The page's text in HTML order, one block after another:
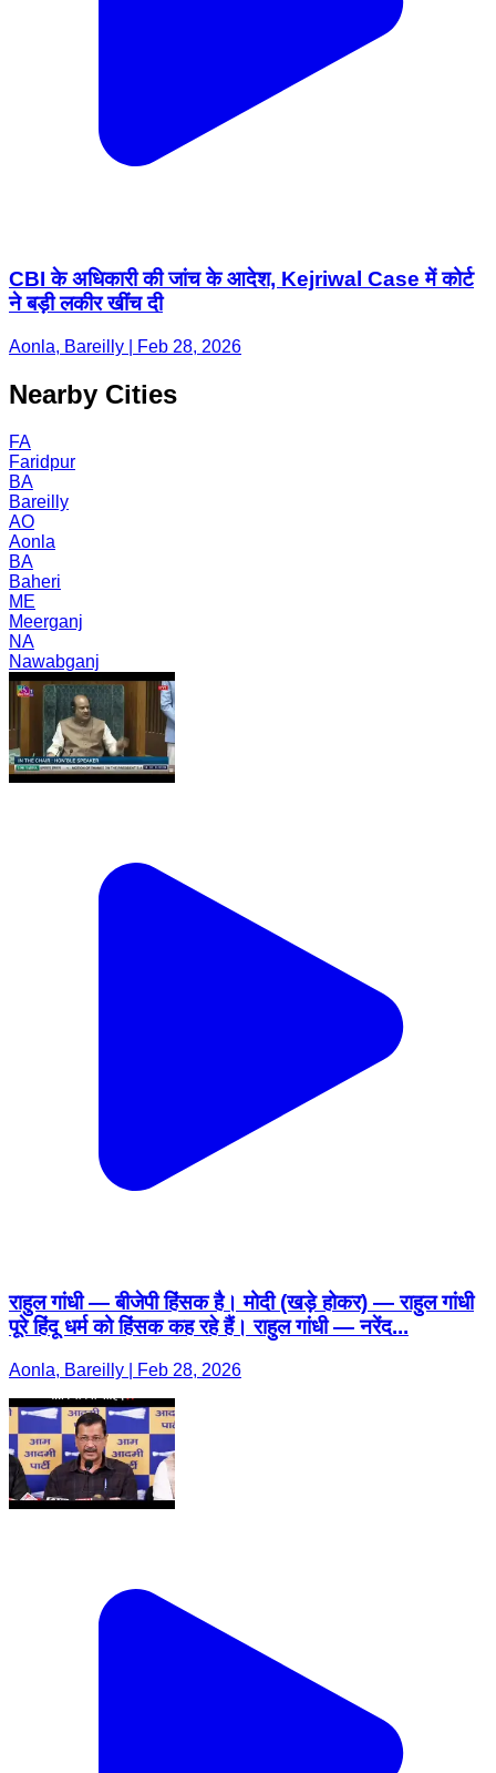
CBI के अधिकारी की जांच के आदेश, Kejriwal Case में कोर्ट
ने बड़ी लकीर खींच दी
Aonla, Bareilly | Feb 28, 2026
Nearby Cities
FA
Faridpur
BA
Bareilly
AO
Aonla
BA
Baheri
ME
Meerganj
NA
Nawabganj
राहुल गांधी — बीजेपी हिंसक है। मोदी (खड़े होकर) — राहुल गांधी
पूरे हिंदू धर्म को हिंसक कह रहे हैं। राहुल गांधी — नरेंद...
Aonla, Bareilly | Feb 28, 2026